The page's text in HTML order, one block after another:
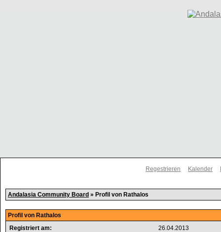
Regestrieren Kalender
Andalasia Community Board » Profil von Rathalos
Profil von Rathalos
Registriert am:
26.04.2013